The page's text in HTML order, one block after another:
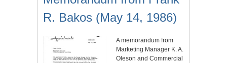
R. Bakos (May 14, 1986)
A memorandum from
Marketing Manager K. A.
Oleson and Commercial